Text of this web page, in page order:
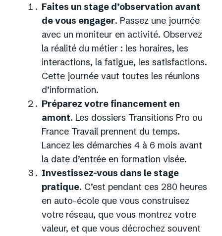
Faites un stage d’observation avant
de vous engager. Passez une journée
avec un moniteur en activité. Observez
la réalité du métier : les horaires, les
interactions, la fatigue, les satisfactions.
Cette journée vaut toutes les réunions
d’information.
Préparez votre financement en
amont. Les dossiers Transitions Pro ou
France Travail prennent du temps.
Lancez les démarches 4 à 6 mois avant
la date d’entrée en formation visée.
Investissez-vous dans le stage
pratique. C’est pendant ces 280 heures
en auto-école que vous construisez
votre réseau, que vous montrez votre
valeur, et que vous décrochez souvent